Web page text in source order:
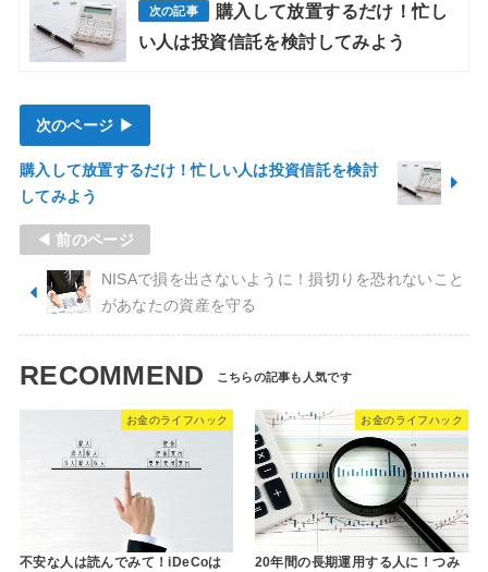
購入して放置するだけ！忙し
い人は投資信託を検討してみよう
次のページ ▶
購入して放置するだけ！忙しい人は投資信託を検討
してみよう
◀ 前のページ
NISAで損を出さないように！損切りを恐れないこと
があなたの資産を守る
RECOMMEND
お金のライフハック
不安な人は読んでみて！iDeCoは
お金のライフハック
20年間の長期運用する人に！つみ